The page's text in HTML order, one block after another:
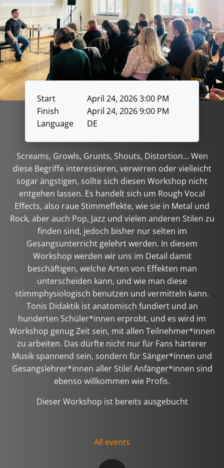
Start
April 24, 2026 3:00 PM
Finish
April 24, 2026 9:00 PM
Language
DE
Screams, Growls, Grunts, Shouts, Distortion… Wen
diese Begriffe interessieren, verwirren oder vielleicht
sogar ängstigen, sollte sich diesen Workshop nicht
entgehen lassen. Es handelt sich um Rough Vocal
Effects, also raue Stimmeffekte, wie sie in Metal und
Rock, aber auch Pop, Jazz und vielen anderen Stilen zu
finden sind, jedoch bisher nur selten im
Gesangsunterricht gelehrt werden. In diesem
Workshop werden wir uns im Detail damit
beschäftigen, welche Arten von Effekten man
unterscheiden kann, und wie man diese
stimmphysiologisch benutzen und vermitteln kann.
Tonis Didaktik ist anatomisch fundiert und an
hunderten Schüler*innen erprobt, und es wird im
Workshop genug Zeit sein, mit allen Teilnehmer*innen
zu arbeiten. Das dürfte nicht nur für Fans härterer
Musik spannend sein, sondern für Sänger*innen und
Gesangslehrer*innen aller Stile! Anfänger*innen sind
ebenso willkommen wie Profis.
Dieser Workshop ist bereits ausgebucht
All events